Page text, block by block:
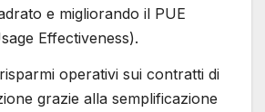
e migliorando il PUE
Effectiveness).
operativi sui contratti di
grazie alla semplificazione